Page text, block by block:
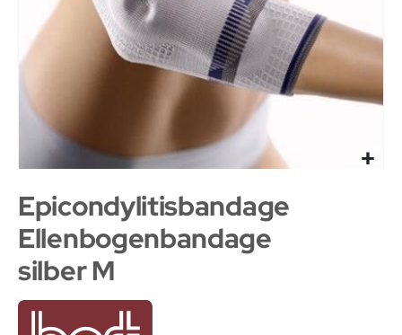
Epicondylitisbandage
Ellenbogenbandage
silber M